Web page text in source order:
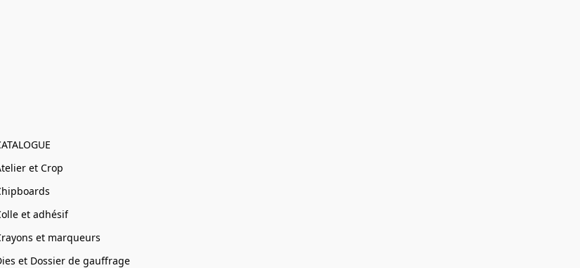
et Crop
et adhésif
et marqueurs
et Dossier de gauffrage